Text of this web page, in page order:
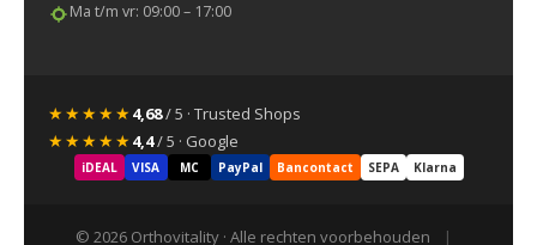
Ma t/m vr: 09:00 – 17:00
★★★★★4,68/ 5 · Trusted Shops
★★★★★4,4/ 5 · Google
iDEAL VISA MC PayPal Bancontact SEPA Klarna
© 2026 Orthovitality · Alle rechten voorbehouden |